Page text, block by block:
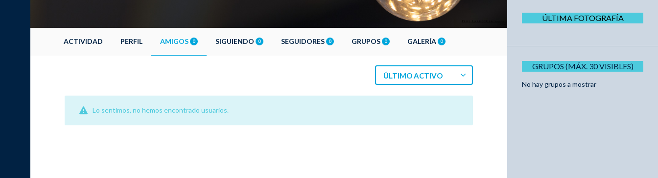
ACTIVIDAD PERFIL AMIGOS 0 SIGUIENDO 0 SEGUIDORES 0 GRUPOS 0 GALERÍA 0
ÚLTIMO ACTIVO
Lo sentimos, no hemos encontrado usuarios.
ÚLTIMA FOTOGRAFÍA
GRUPOS (MÁX. 30 VISIBLES)
No hay grupos a mostrar